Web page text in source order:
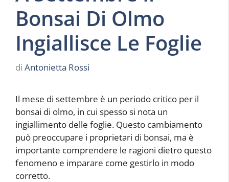
Bonsai Di Olmo
Ingiallisce Le Foglie
di Antonietta Rossi
Il mese di settembre è un periodo critico per il
bonsai di olmo, in cui spesso si nota un
ingiallimento delle foglie. Questo cambiamento
può preoccupare i proprietari di bonsai, ma è
importante comprendere le ragioni dietro questo
fenomeno e imparare come gestirlo in modo
corretto.